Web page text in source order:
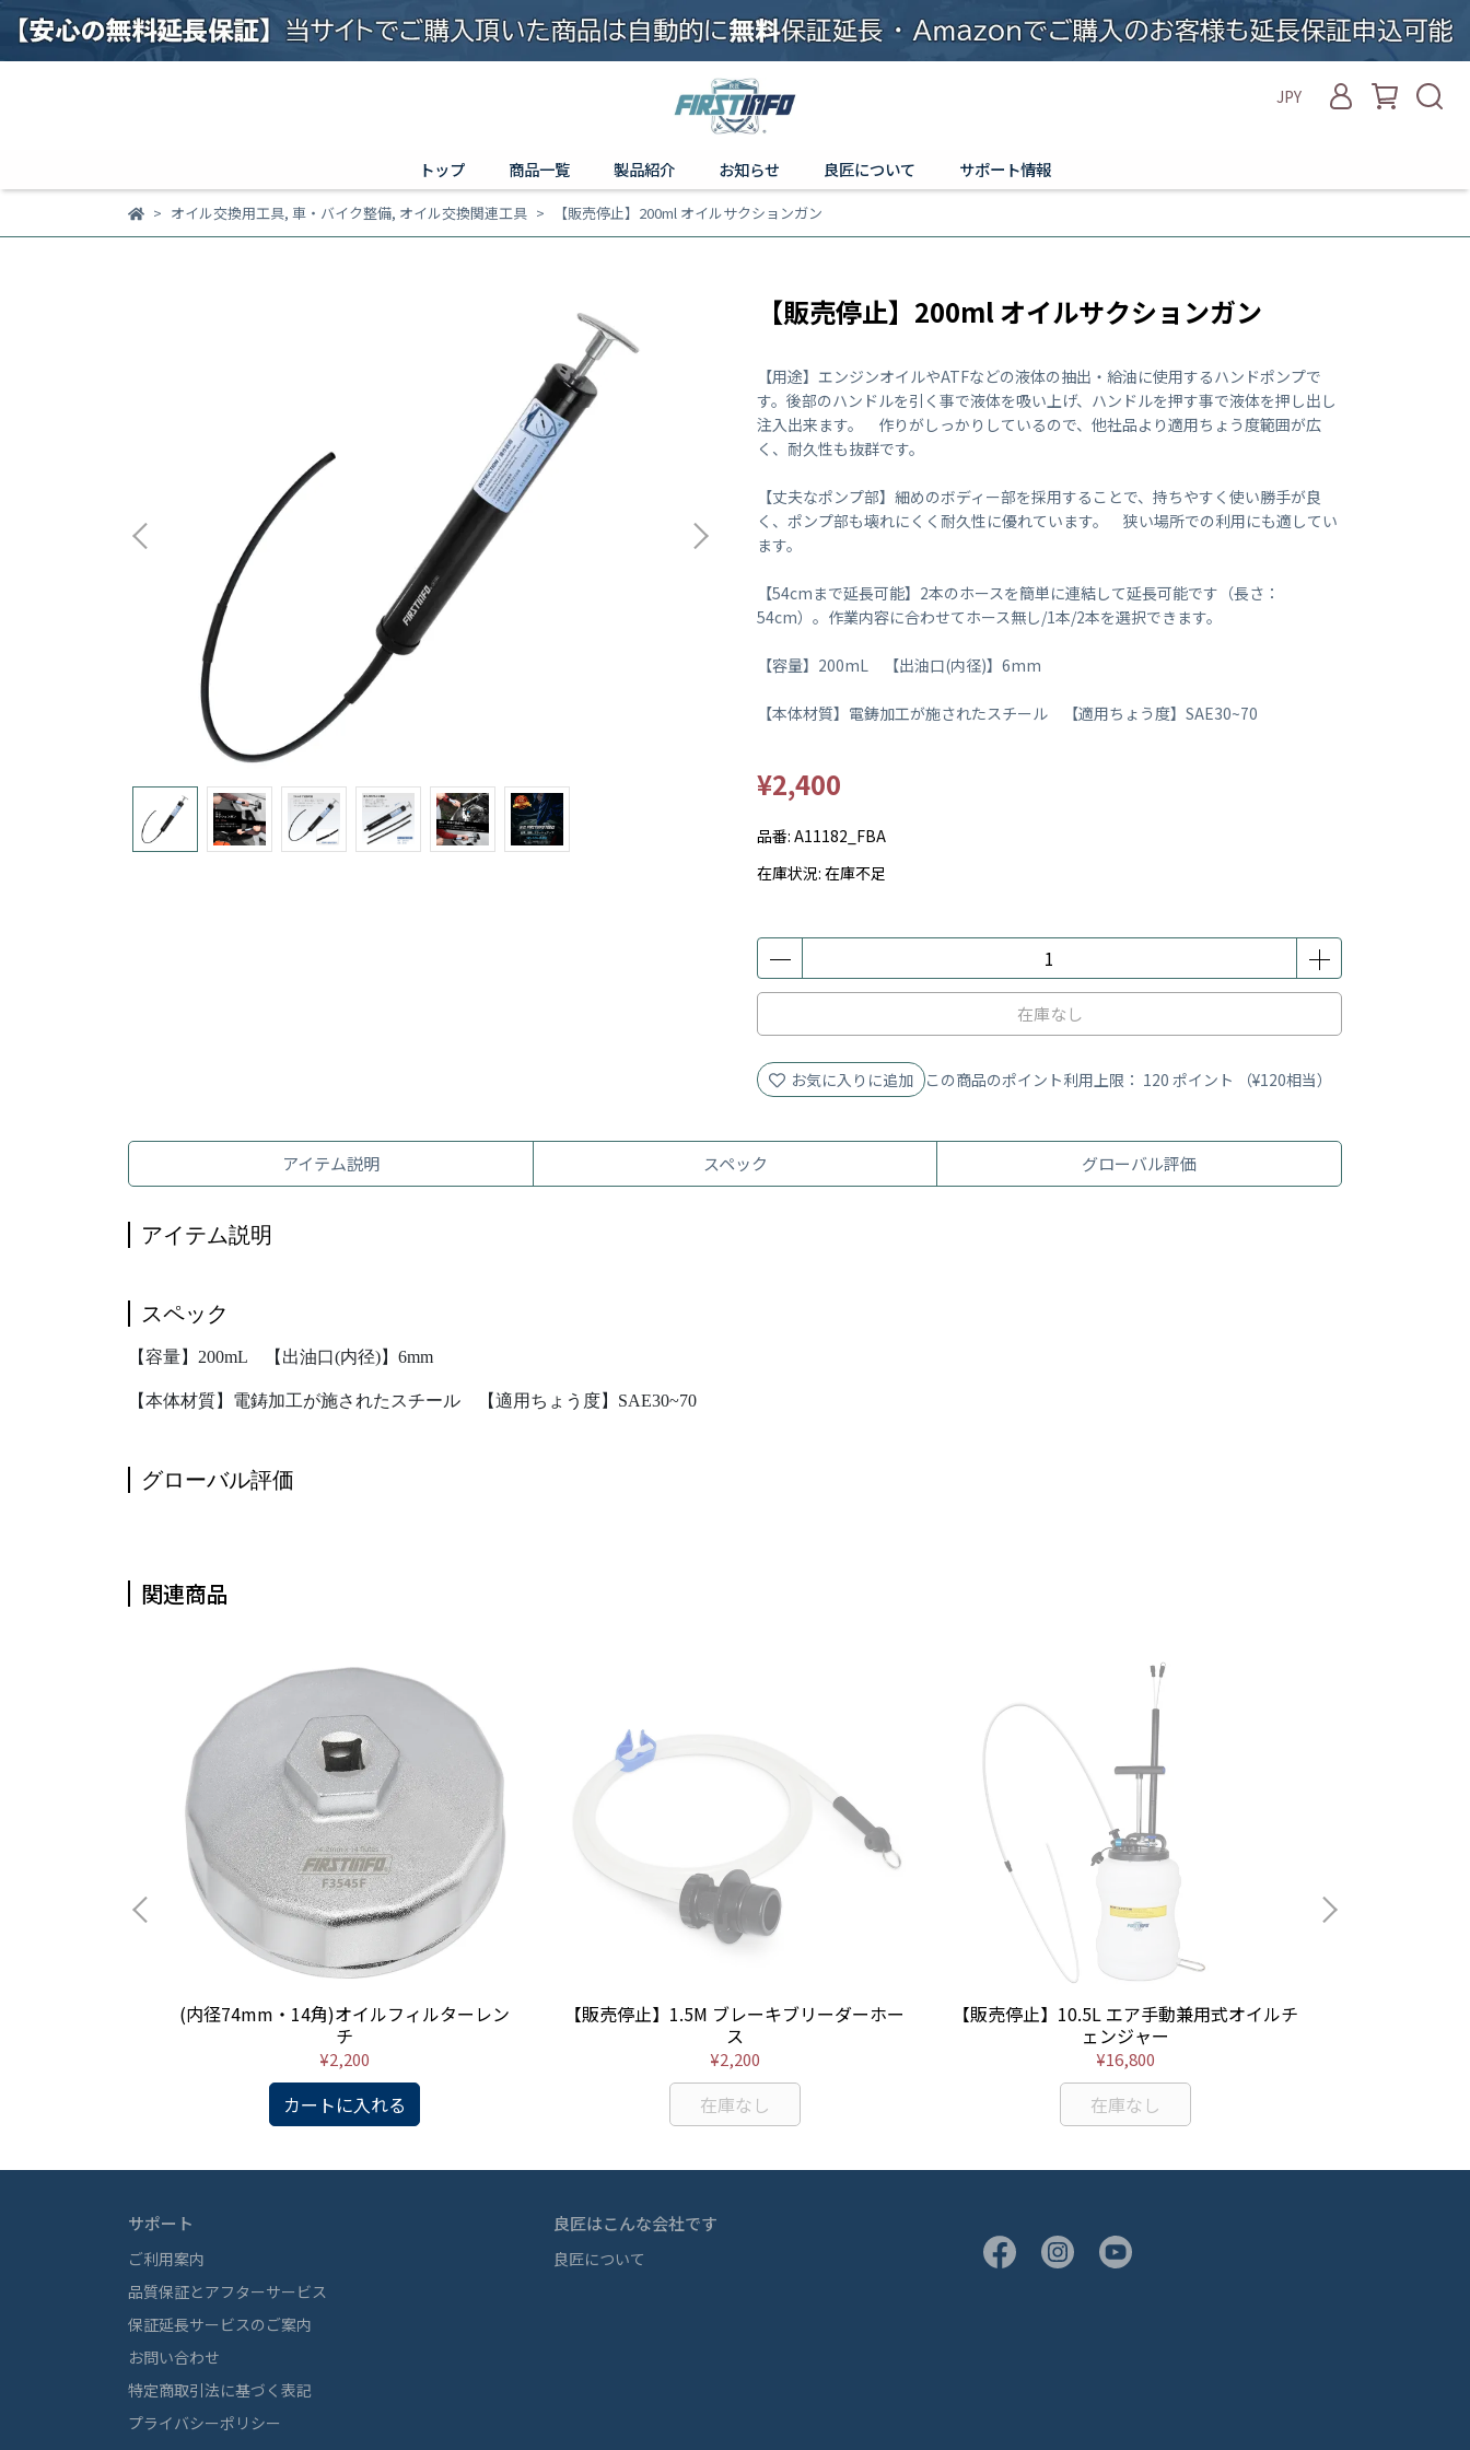
JPY
トップ 商品一覧 製品紹介 お知らせ 良匠について サポート情報
オイル交換用工具, 車・バイク整備, オイル交換関連工具 【販売停止】200ml オイルサクションガン
【販売停止】200ml オイルサクションガン
【用途】エンジンオイルやATFなどの液体の抽出・給油に使用するハンドポンプで
す。後部のハンドルを引く事で液体を吸い上げ、ハンドルを押す事で液体を押し出し
注入出来ます。 作りがしっかりしているので、他社品より適用ちょう度範囲が広
く、耐久性も抜群です。
【丈夫なポンプ部】細めのボディー部を採用することで、持ちやすく使い勝手が良
く、ポンプ部も壊れにくく耐久性に優れています。 狭い場所での利用にも適してい
ます。
【54cmまで延長可能】2本のホースを簡単に連結して延長可能です（長さ：
54cm）。作業内容に合わせてホース無し/1本/2本を選択できます。
【容量】200mL 【出油口(内径)】6mm
【本体材質】電鋳加工が施されたスチール 【適用ちょう度】SAE30~70
¥2,400
品番: A11182_FBA
在庫状況: 在庫不足
在庫なし
お気に入りに追加 この商品のポイント利用上限： 120 ポイント （¥120相当）
アイテム説明 スペック グローバル評価
アイテム説明
スペック
【容量】200mL 【出油口(内径)】6mm
【本体材質】電鋳加工が施されたスチール 【適用ちょう度】SAE30~70
グローバル評価
関連商品
(内径74mm・14角)オイルフィルターレン
チ
¥2,200
カートに入れる
【販売停止】1.5M ブレーキブリーダーホー
ス
¥2,200
在庫なし
【販売停止】10.5L エア手動兼用式オイルチ
ェンジャー
¥16,800
在庫なし
サポート
ご利用案内
品質保証とアフターサービス
保証延長サービスのご案内
お問い合わせ
特定商取引法に基づく表記
プライバシーポリシー
良匠はこんな会社です
良匠について